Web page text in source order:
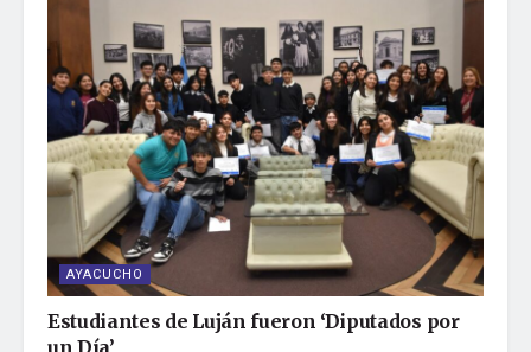
AYACUCHO
Estudiantes de Luján fueron ‘Diputados por